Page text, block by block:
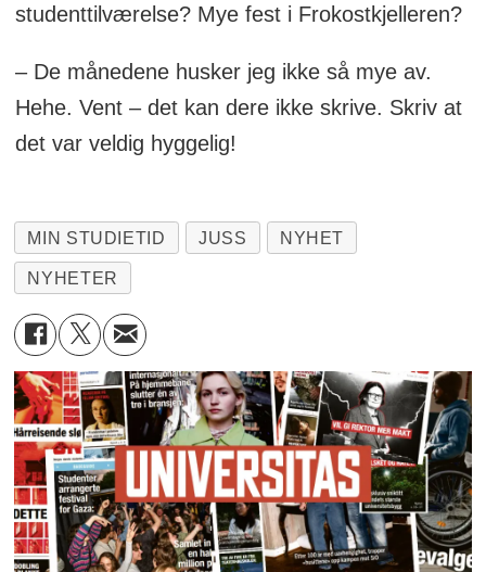
studenttilværelse? Mye fest i Frokostkjelleren?
– De månedene husker jeg ikke så mye av.
Hehe. Vent – det kan dere ikke skrive. Skriv at
det var veldig hyggelig!
MIN STUDIETID JUSS NYHET
NYHETER